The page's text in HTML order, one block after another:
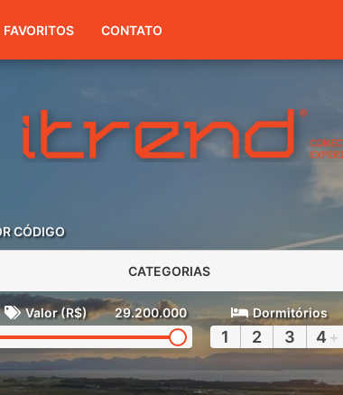
(51) 3416-7300
FAVORITOS CONTATO
CÓDIGO
CATEGORIAS
Valor (R$) 29.200.000 Dormitórios
1 2 3 4 +